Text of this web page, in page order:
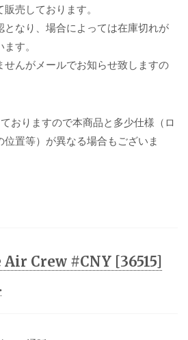
売しております。
となり、場合によっては在庫切れが
す。
せんがメールでお知らせ致しますの
おりますので本商品と多少仕様（ロ
位置等）が異なる場合もございま
Crew #CNY [36515]